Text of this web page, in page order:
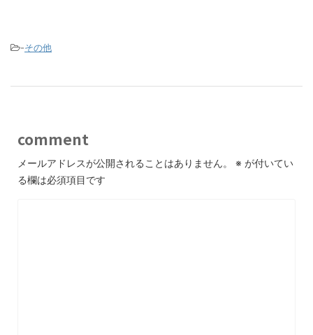
-その他
comment
メールアドレスが公開されることはありません。 ※ が付いてい
る欄は必須項目です